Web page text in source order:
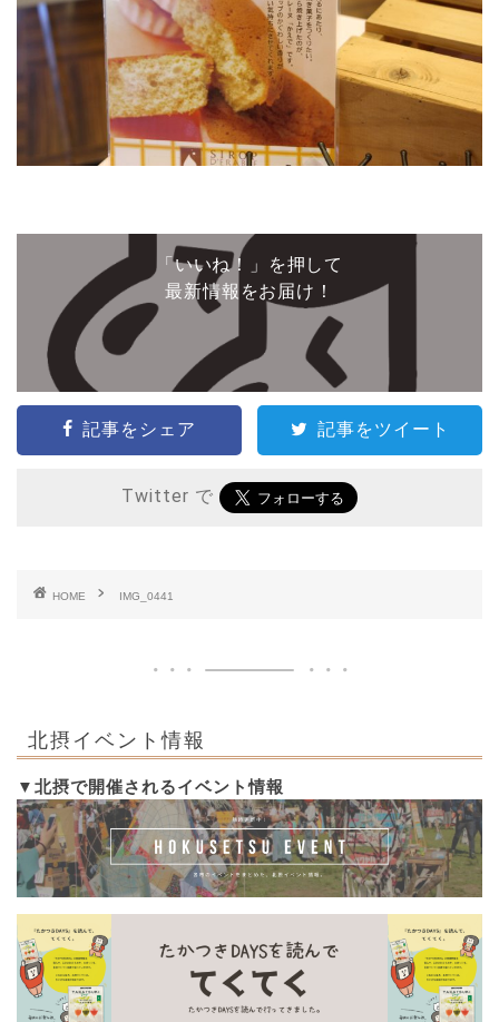
「いいね！」を押して
最新情報をお届け！
記事をシェア 記事をツイート
Twitter で
HOME IMG_0441
北摂イベント情報
▼北摂で開催されるイベント情報